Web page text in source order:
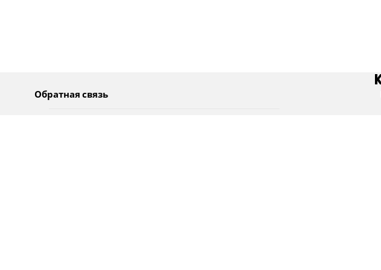
Обратная связь